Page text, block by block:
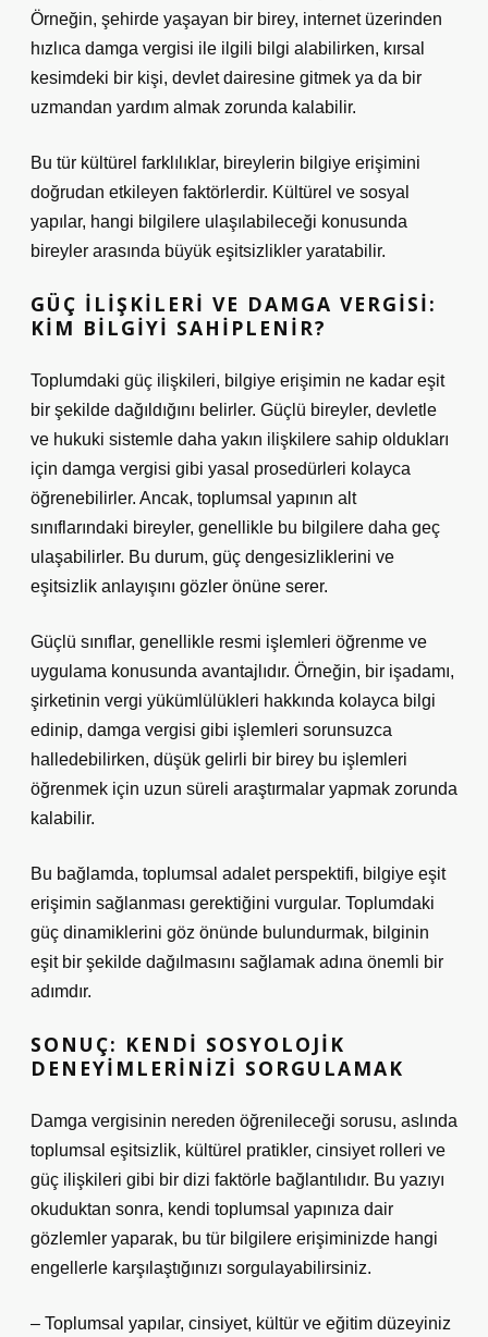
Örneğin, şehirde yaşayan bir birey, internet üzerinden
hızlıca damga vergisi ile ilgili bilgi alabilirken, kırsal
kesimdeki bir kişi, devlet dairesine gitmek ya da bir
uzmandan yardım almak zorunda kalabilir.
Bu tür kültürel farklılıklar, bireylerin bilgiye erişimini
doğrudan etkileyen faktörlerdir. Kültürel ve sosyal
yapılar, hangi bilgilere ulaşılabileceği konusunda
bireyler arasında büyük eşitsizlikler yaratabilir.
GÜÇ İLIŞKILERI VE DAMGA VERGISI:
KIM BILGIYI SAHIPLENIR?
Toplumdaki güç ilişkileri, bilgiye erişimin ne kadar eşit
bir şekilde dağıldığını belirler. Güçlü bireyler, devletle
ve hukuki sistemle daha yakın ilişkilere sahip oldukları
için damga vergisi gibi yasal prosedürleri kolayca
öğrenebilirler. Ancak, toplumsal yapının alt
sınıflarındaki bireyler, genellikle bu bilgilere daha geç
ulaşabilirler. Bu durum, güç dengesizliklerini ve
eşitsizlik anlayışını gözler önüne serer.
Güçlü sınıflar, genellikle resmi işlemleri öğrenme ve
uygulama konusunda avantajlıdır. Örneğin, bir işadamı,
şirketinin vergi yükümlülükleri hakkında kolayca bilgi
edinip, damga vergisi gibi işlemleri sorunsuzca
halledebilirken, düşük gelirli bir birey bu işlemleri
öğrenmek için uzun süreli araştırmalar yapmak zorunda
kalabilir.
Bu bağlamda, toplumsal adalet perspektifi, bilgiye eşit
erişimin sağlanması gerektiğini vurgular. Toplumdaki
güç dinamiklerini göz önünde bulundurmak, bilginin
eşit bir şekilde dağılmasını sağlamak adına önemli bir
adımdır.
SONUÇ: KENDI SOSYOLOJIK
DENEYIMLERINIZI SORGULAMAK
Damga vergisinin nereden öğrenileceği sorusu, aslında
toplumsal eşitsizlik, kültürel pratikler, cinsiyet rolleri ve
güç ilişkileri gibi bir dizi faktörle bağlantılıdır. Bu yazıyı
okuduktan sonra, kendi toplumsal yapınıza dair
gözlemler yaparak, bu tür bilgilere erişiminizde hangi
engellerle karşılaştığınızı sorgulayabilirsiniz.
– Toplumsal yapılar, cinsiyet, kültür ve eğitim düzeyiniz